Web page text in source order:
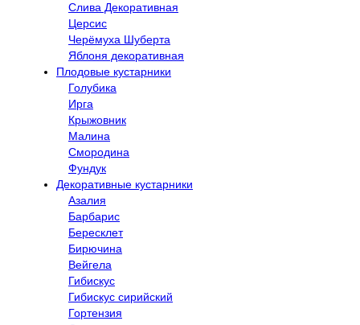
Слива Декоративная
Церсис
Черёмуха Шуберта
Яблоня декоративная
Плодовые кустарники
Голубика
Ирга
Крыжовник
Малина
Смородина
Фундук
Декоративные кустарники
Азалия
Барбарис
Бересклет
Бирючина
Вейгела
Гибискус
Гибискус сирийский
Гортензия